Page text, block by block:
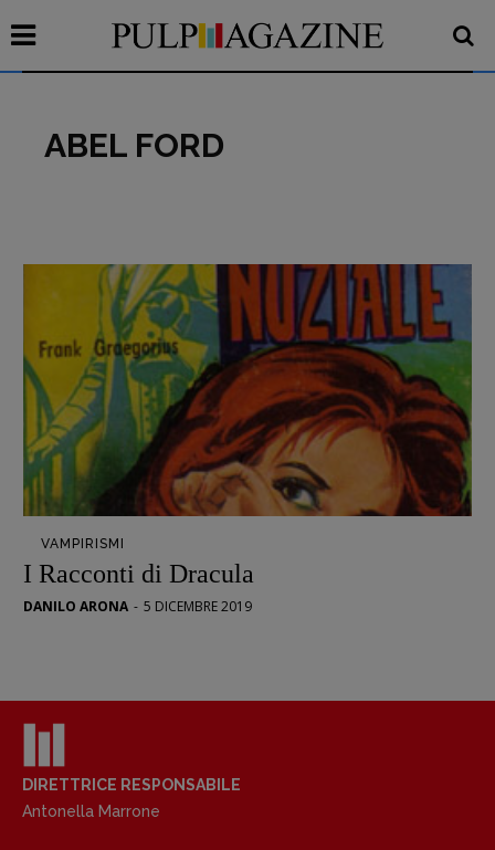
Interviste
RUBRICHE
Archeologie del
presente
Fumetti
Libro & Film
Pulp for kids
Opera prima
DOSSIER
12 dicembre
Psichedelia
Scienza
ABEL FORD
VAMPIRISMI
I Racconti di Dracula
DANILO ARONA - 5 DICEMBRE 2019
DIRETTRICE RESPONSABILE
Antonella Marrone